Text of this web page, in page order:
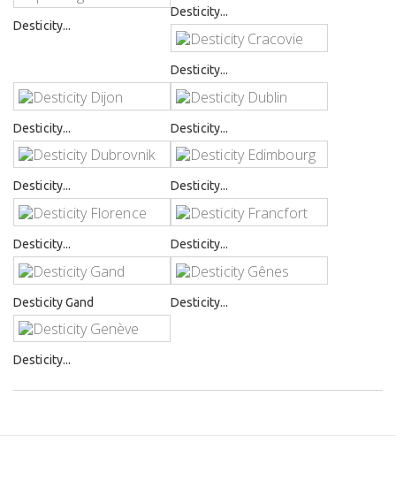
Desticity...
Desticity...
Desticity...
Desticity... Desticity...
Desticity... Desticity...
Desticity... Desticity...
Desticity Gand Desticity...
Desticity...